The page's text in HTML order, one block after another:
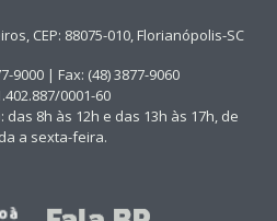
CEP: 88075-010, Florianópolis-SC
9000 | Fax: (48) 3877-9060
0001-60
8h às 12h e das 13h às 17h, de
a sexta-feira.